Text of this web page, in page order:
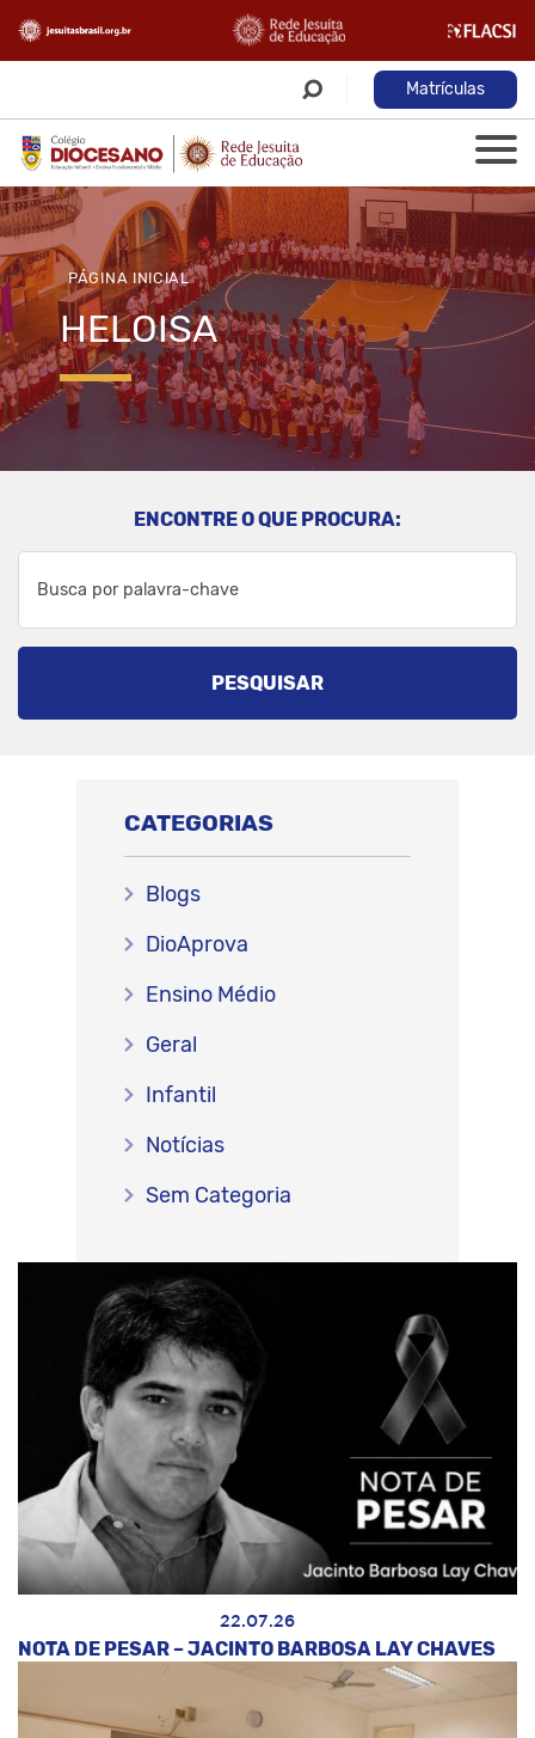
Matrículas
PÁGINA INICIAL
HELOISA
ENCONTRE O QUE PROCURA:
PESQUISAR
22.07.26
NOTA DE PESAR – JACINTO BARBOSA LAY CHAVES
CATEGORIAS
Blogs
DioAprova
Ensino Médio
Geral
Infantil
Notícias
Sem Categoria